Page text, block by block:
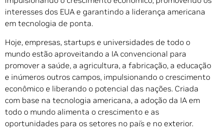
interesses dos EUA e garantindo a liderança americana
em tecnologia de ponta.
Hoje, empresas, startups e universidades de todo o
mundo estão aproveitando a IA convencional para
promover a saúde, a agricultura, a fabricação, a educação
e inúmeros outros campos, impulsionando o crescimento
econômico e liberando o potencial das nações. Criada
com base na tecnologia americana, a adoção da IA em
todo o mundo alimenta o crescimento e as
oportunidades para os setores no país e no exterior.